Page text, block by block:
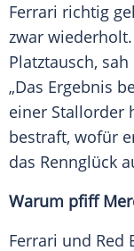
Ferrari richtig
zwar
Platztausch,
„Das Ergebnis
einer Stallorder
bestraft, wofür
das Rennglück
Warum pfiff
Ferrari und Red